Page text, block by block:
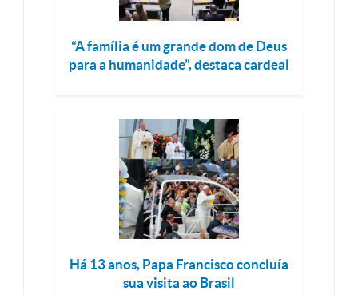
“A família é um grande dom de Deus
para a humanidade”, destaca cardeal
Há 13 anos, Papa Francisco concluía
sua visita ao Brasil